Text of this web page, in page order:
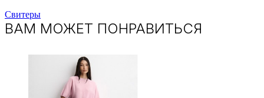
Свитеры
ВАМ МОЖЕТ ПОНРАВИТЬСЯ